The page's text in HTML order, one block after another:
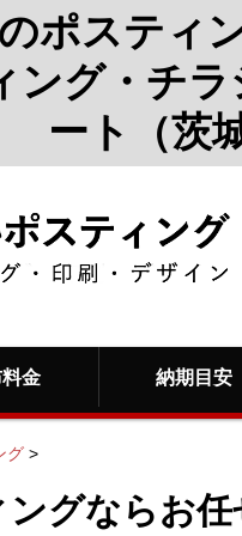
ポスティ
ング・チ
ート（茨
金 納期目安
グ >
グならお